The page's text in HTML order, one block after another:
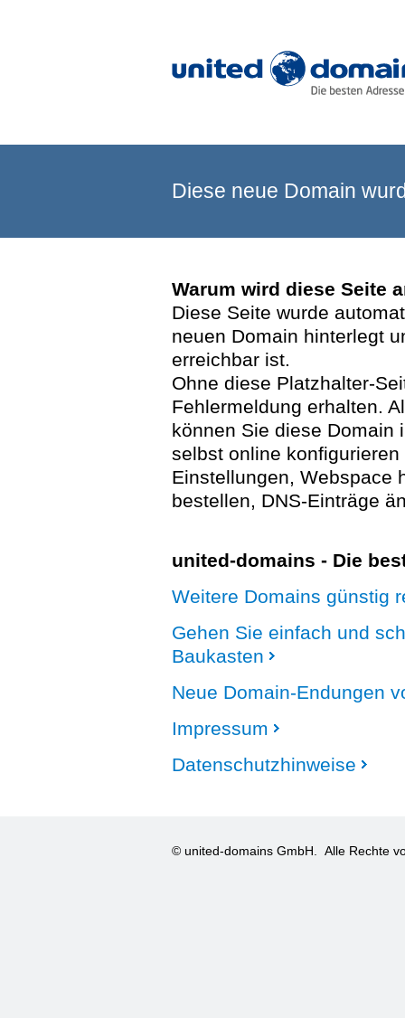
Diese neue Domain
Warum wird diese Seite
Diese Seite wurde
neuen Domain hinterlegt
erreichbar ist.
Ohne diese Platzhalter-
Fehlermeldung erhalten.
können Sie diese Domain
selbst online
Einstellungen, Webspace
bestellen, DNS-Einträge
united-domains - Die
Weitere Domains günstig
Gehen Sie einfach und
Baukasten
Neue Domain-Endungen
Impressum
Datenschutzhinweise
© united-domains GmbH. Alle Rechte